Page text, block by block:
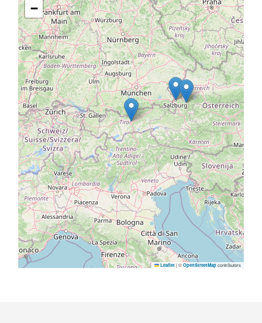
−
Leaflet |© OpenStreetMapcontributors